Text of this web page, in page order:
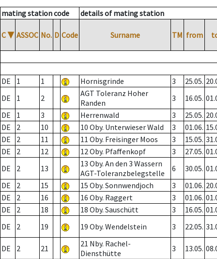
mating station code details of mating station
C ▼ ASSOC No. D Code Surname TM from
DE 1 1 Hornisgrinde 3 25.05.
DE
1 2
AGT Toleranz Hoher
Randen
3 16.05.
DE
1 3 Herrenwald 3 25.05.
DE
2 10 10 Oby. Unterwieser Wald 3 01.06.
DE
2 11 11 Oby. Freisinger Moos 3 15.05.
DE
2 12 12 Oby. Pfaffenkopf 3 27.05.
DE
2 13
13 Oby. An den 3 Wassern
AGT-Toleranzbelegstelle
6 30.05.
DE
2 15 15 Oby. Sonnwendjoch 3 01.06.
DE
2 16 16 Oby. Raggert 3 01.06.
DE
2 18 18 Oby. Sauschütt 3 16.05.
DE
2 19 19 Oby. Wendelstein 3 22.05.
DE 2 21
21 Nby. Rachel-
Diensthütte
3 13.05.